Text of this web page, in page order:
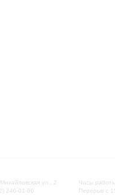
ул., 2
240-01-80
Часы
Перерыв с